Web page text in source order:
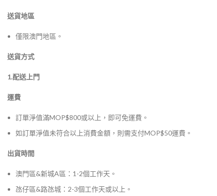
送貨地區
僅限澳門地區。
送貨方式
1.配送上門
運費
訂單淨值滿MOP$800或以上，即可免運費。
如訂單淨值未符合以上消費金額，則需支付MOP$50運費。
出貨時間
澳門區&新城A區：1-2個工作天。
氹仔區&路氹城：2-3個工作天或以上。